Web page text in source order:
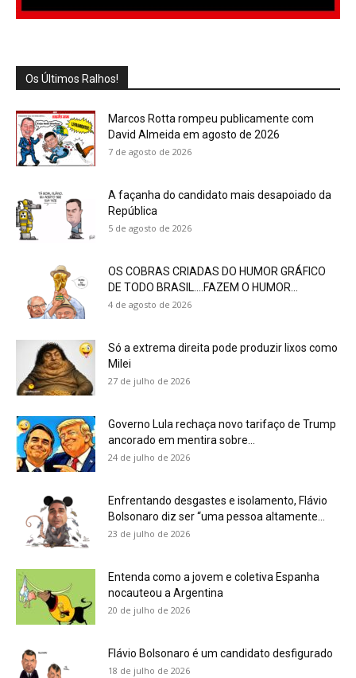
Os Últimos Ralhos!
Marcos Rotta rompeu publicamente com
David Almeida em agosto de 2026
7 de agosto de 2026
A façanha do candidato mais desapoiado da
República
5 de agosto de 2026
OS COBRAS CRIADAS DO HUMOR GRÁFICO
DE TODO BRASIL….FAZEM O HUMOR...
4 de agosto de 2026
Só a extrema direita pode produzir lixos como
Milei
27 de julho de 2026
Governo Lula rechaça novo tarifaço de Trump
ancorado em mentira sobre...
24 de julho de 2026
Enfrentando desgastes e isolamento, Flávio
Bolsonaro diz ser “uma pessoa altamente...
23 de julho de 2026
Entenda como a jovem e coletiva Espanha
nocauteou a Argentina
20 de julho de 2026
Flávio Bolsonaro é um candidato desfigurado
18 de julho de 2026